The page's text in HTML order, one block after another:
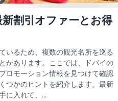
新割引オファーとお得
いるため、複数の観光名所を巡る
があります。ここでは、ドバイの
ロモーション情報を見つけて確認
つかのヒントを紹介します。最新
に入れて、...